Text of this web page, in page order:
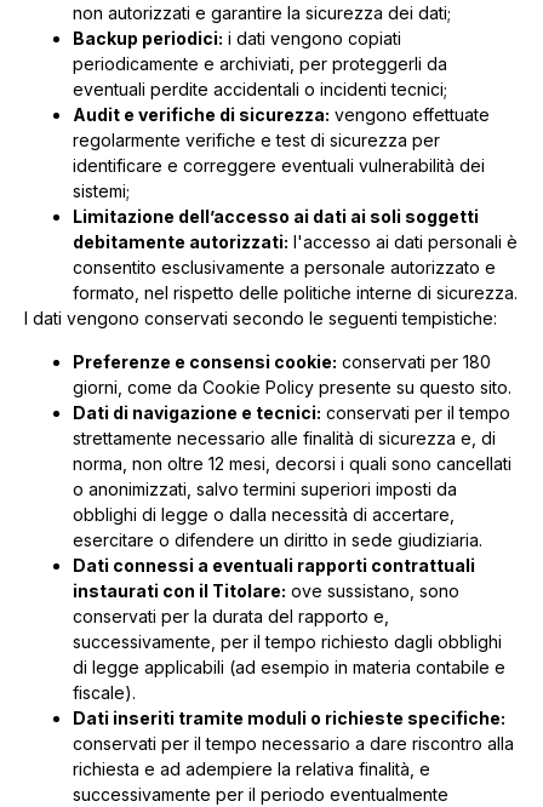
non autorizzati e garantire la sicurezza dei dati;
Backup periodici: i dati vengono copiati
periodicamente e archiviati, per proteggerli da
eventuali perdite accidentali o incidenti tecnici;
Audit e verifiche di sicurezza: vengono effettuate
regolarmente verifiche e test di sicurezza per
identificare e correggere eventuali vulnerabilità dei
sistemi;
Limitazione dell’accesso ai dati ai soli soggetti
debitamente autorizzati: l'accesso ai dati personali è
consentito esclusivamente a personale autorizzato e
formato, nel rispetto delle politiche interne di sicurezza.
I dati vengono conservati secondo le seguenti tempistiche:
Preferenze e consensi cookie: conservati per 180
giorni, come da Cookie Policy presente su questo sito.
Dati di navigazione e tecnici: conservati per il tempo
strettamente necessario alle finalità di sicurezza e, di
norma, non oltre 12 mesi, decorsi i quali sono cancellati
o anonimizzati, salvo termini superiori imposti da
obblighi di legge o dalla necessità di accertare,
esercitare o difendere un diritto in sede giudiziaria.
Dati connessi a eventuali rapporti contrattuali
instaurati con il Titolare: ove sussistano, sono
conservati per la durata del rapporto e,
successivamente, per il tempo richiesto dagli obblighi
di legge applicabili (ad esempio in materia contabile e
fiscale).
Dati inseriti tramite moduli o richieste specifiche:
conservati per il tempo necessario a dare riscontro alla
richiesta e ad adempiere la relativa finalità, e
successivamente per il periodo eventualmente